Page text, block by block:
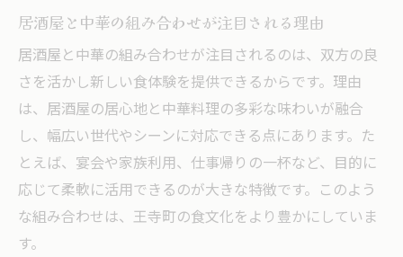
飲み放題付き中華居酒屋の上手な選び方
居酒屋中華でプライベートな個室を満喫
中華居酒屋の飲み放題プラン徹底解説
個室と中華居酒屋で特別な集まりを演出
宴会や会食を盛り上げる中華居酒屋活用法
宴会におすすめの居酒屋中華スタイル
中華居酒屋で会食を成功させるコツ
居酒屋で盛り上がる中華料理の選び方
居酒屋と中華の組み合わせが注目される理由
居酒屋と中華の組み合わせが注目されるのは、双方の良
さを活かし新しい食体験を提供できるからです。理由
は、居酒屋の居心地と中華料理の多彩な味わいが融合
し、幅広い世代やシーンに対応できる点にあります。た
とえば、宴会や家族利用、仕事帰りの一杯など、目的に
応じて柔軟に活用できるのが大きな特徴です。このよう
な組み合わせは、王寺町の食文化をより豊かにしていま
す。